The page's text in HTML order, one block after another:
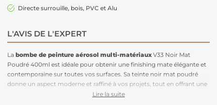
Directe surrouille, bois, PVC et Alu
L'AVIS DE L'EXPERT
La bombe de peinture aérosol multi-matériaux V33 Noir Mat
Poudré 400ml est idéale pour obtenir une finishing mate élégante et
contemporaine sur toutes vos surfaces. Sa teinte noir mat poudré
donne un aspect moderne et raffiné à vos projets, tout en offrant une
sans nécessiter de sous-couche
Lire la suite